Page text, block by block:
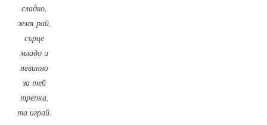
сладко,
земя рай,
сърце
младо и
невинно
за теб
трепка,
та играй.